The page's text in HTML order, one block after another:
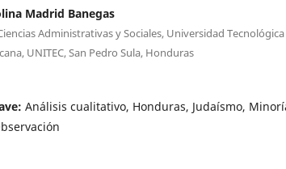
Madrid Banegas
Administrativas y Sociales, Universidad Tecnológica
UNITEC, San Pedro Sula, Honduras
Análisis cualitativo, Honduras, Judaísmo,